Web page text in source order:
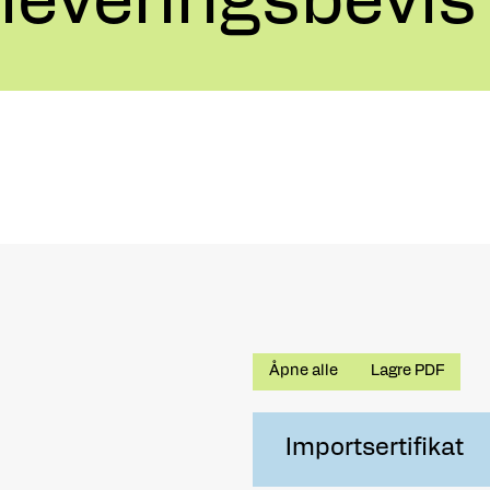
Åpne alle Lagre PDF
Importsertifikat